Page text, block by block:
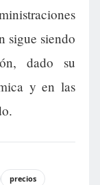
sigue siendo
dado su
y en las
precios